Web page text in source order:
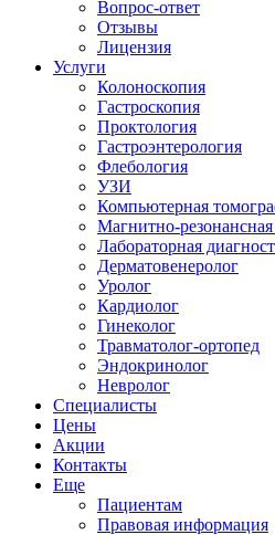
Вопрос-ответ
Отзывы
Лицензия
Услуги
Колоноскопия
Гастроскопия
Проктология
Гастроэнтерология
Флебология
УЗИ
Компьютерная
Магнитно-
Лабораторная
Дерматовенеролог
Уролог
Кардиолог
Гинеколог
Травматолог-ортопед
Эндокринолог
Невролог
Специалисты
Цены
Акции
Контакты
Еще
Пациентам
Правовая информация